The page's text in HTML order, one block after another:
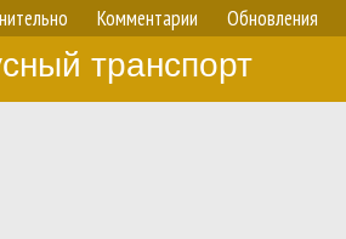
Комментарии Обновления
транспорт